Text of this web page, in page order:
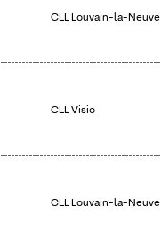
CLL Louvain-la-Neuve
CLL Visio
CLL Louvain-la-Neuve